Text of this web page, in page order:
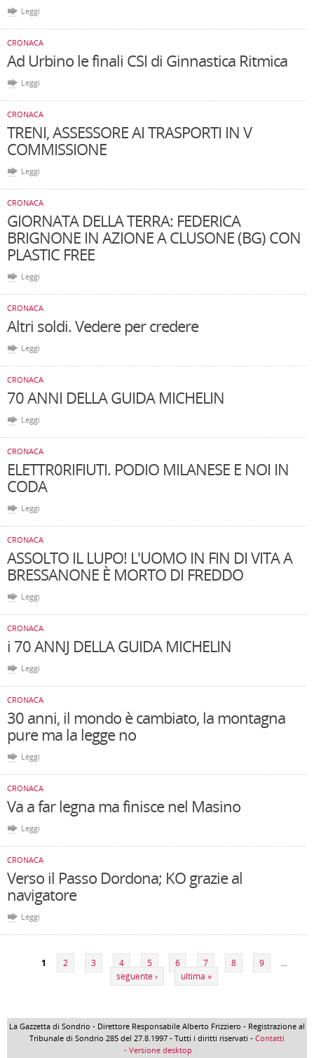
Leggi
CRONACA
Ad Urbino le finali CSI di Ginnastica Ritmica
Leggi
CRONACA
TRENI, ASSESSORE AI TRASPORTI IN V
COMMISSIONE
Leggi
CRONACA
GIORNATA DELLA TERRA: FEDERICA
BRIGNONE IN AZIONE A CLUSONE (BG) CON
PLASTIC FREE
Leggi
CRONACA
Altri soldi. Vedere per credere
Leggi
CRONACA
70 ANNI DELLA GUIDA MICHELIN
Leggi
CRONACA
ELETTR0RIFIUTI. PODIO MILANESE E NOI IN
CODA
Leggi
CRONACA
ASSOLTO IL LUPO! L'UOMO IN FIN DI VITA A
BRESSANONE È MORTO DI FREDDO
Leggi
CRONACA
i 70 ANNJ DELLA GUIDA MICHELIN
Leggi
CRONACA
30 anni, il mondo è cambiato, la montagna
pure ma la legge no
Leggi
CRONACA
Va a far legna ma finisce nel Masino
Leggi
CRONACA
Verso il Passo Dordona; KO grazie al
navigatore
Leggi
1 2 3 4 5 6 7 8 9
…
seguente ›
ultima »
La Gazzetta di Sondrio - Direttore Responsabile Alberto Frizziero - Registrazione al
Tribunale di Sondrio 285 del 27.8.1997 - Tutti i diritti riservati - Contatti
- Versione desktop